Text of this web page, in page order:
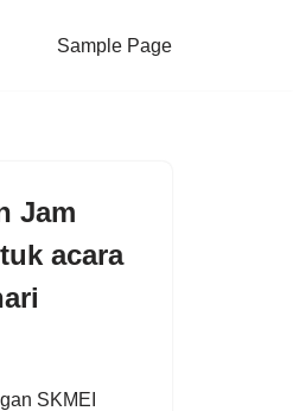
Sample Page
Jam
acara
SKMEI